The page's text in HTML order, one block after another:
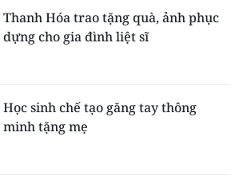
Thanh Hóa trao tặng quà, ảnh phục
dựng cho gia đình liệt sĩ
Học sinh chế tạo găng tay thông
minh tặng mẹ